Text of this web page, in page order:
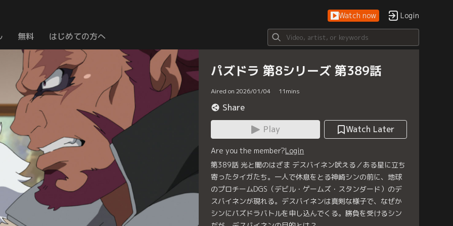
Watch now Login
無料 はじめての方へ
パズドラ 第8シリーズ 第389話
Aired on 2026/01/04 11mins
Share
Play
Watch Later
Are you the member?Login
第389話 光と闇のはざま デスバイネン吠える／ある星に立ち
寄ったタイガたち。一人で休息をとる神崎シンの前に、地球
のプロチームDGS（デビル・ゲームズ・スタンダード）のデ
スバイネンが現れる。デスバイネンは真剣な様子で、なぜか
シンにパズドラバトルを申し込んでくる。勝負を受けるシン